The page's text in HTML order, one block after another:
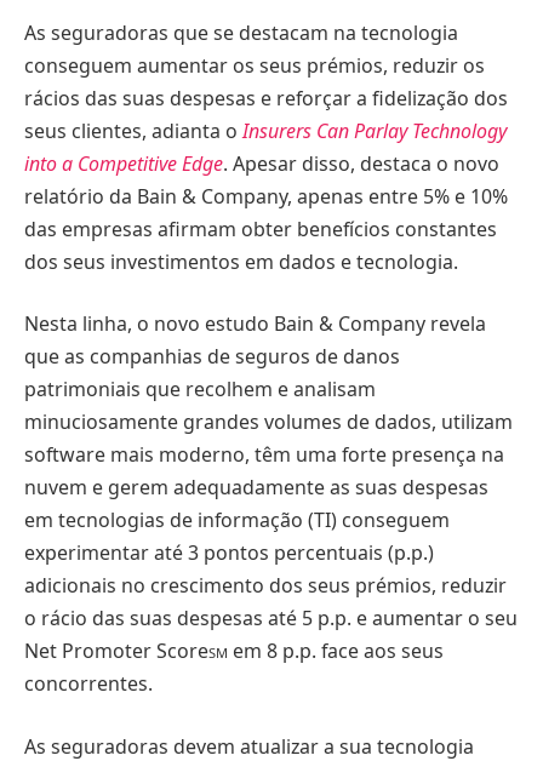
As seguradoras que se destacam na tecnologia
conseguem aumentar os seus prémios, reduzir os
rácios das suas despesas e reforçar a fidelização dos
seus clientes, adianta oInsurers Can Parlay Technology
into a Competitive Edge. Apesar disso, destaca o novo
relatório da Bain & Company, apenas entre 5% e 10%
das empresas afirmam obter benefícios constantes
dos seus investimentos em dados e tecnologia.
Nesta linha, o novo estudo Bain & Company revela
que as companhias de seguros de danos
patrimoniais que recolhem e analisam
minuciosamente grandes volumes de dados, utilizam
software mais moderno, têm uma forte presença na
nuvem e gerem adequadamente as suas despesas
em tecnologias de informação (TI) conseguem
experimentar até 3 pontos percentuais (p.p.)
adicionais no crescimento dos seus prémios, reduzir
o rácio das suas despesas até 5 p.p. e aumentar o seu
Net Promoter ScoreSM em 8 p.p. face aos seus
concorrentes.
As seguradoras devem atualizar a sua tecnologia